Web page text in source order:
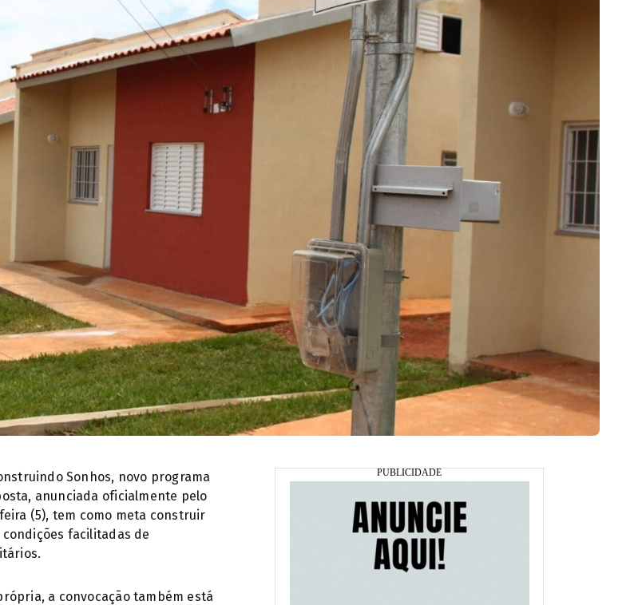
Casas populares de programa habitacional (Foto: Octacilio Queiroz.)
Sonhos, novo programa
anunciada oficialmente pelo
(5), tem como meta construir
facilitadas de
a convocação também está